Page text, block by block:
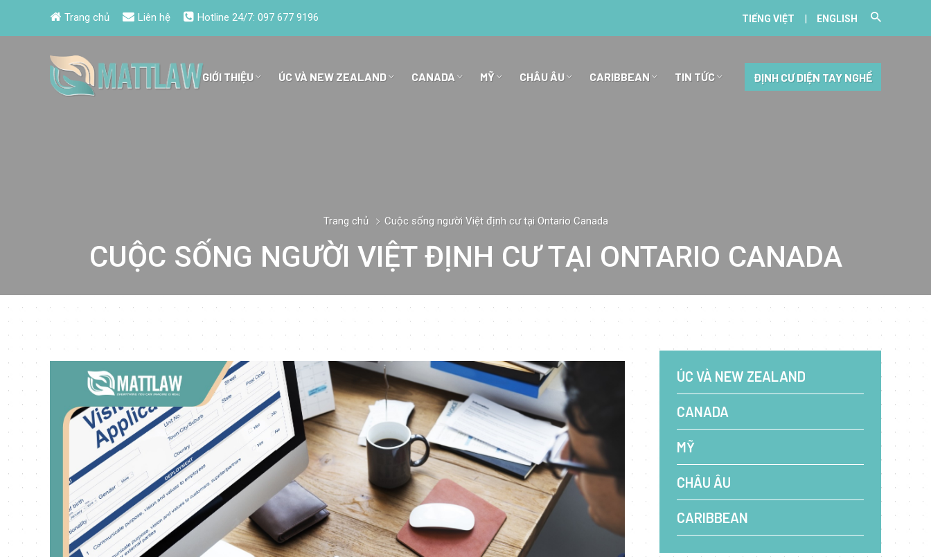
Trang chủ Liên hệ Hotline 24/7: 097 677 9196 TIẾNG VIỆT | ENGLISH
GIỚI THIỆU ÚC VÀ NEW ZEALAND CANADA MỸ CHÂU ÂU CARIBBEAN TIN TỨC ĐỊNH CƯ DIỆN TAY NGHỀ
Trang chủ Cuộc sống người Việt định cư tại Ontario Canada
CUỘC SỐNG NGƯỜI VIỆT ĐỊNH CƯ TẠI ONTARIO CANADA
ÚC VÀ NEW ZEALAND
CANADA
MỸ
CHÂU ÂU
CARIBBEAN